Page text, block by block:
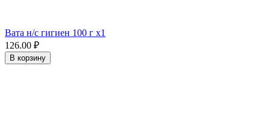
Вата н/с гигиен 100 г x1
126.00 ₽
В корзину